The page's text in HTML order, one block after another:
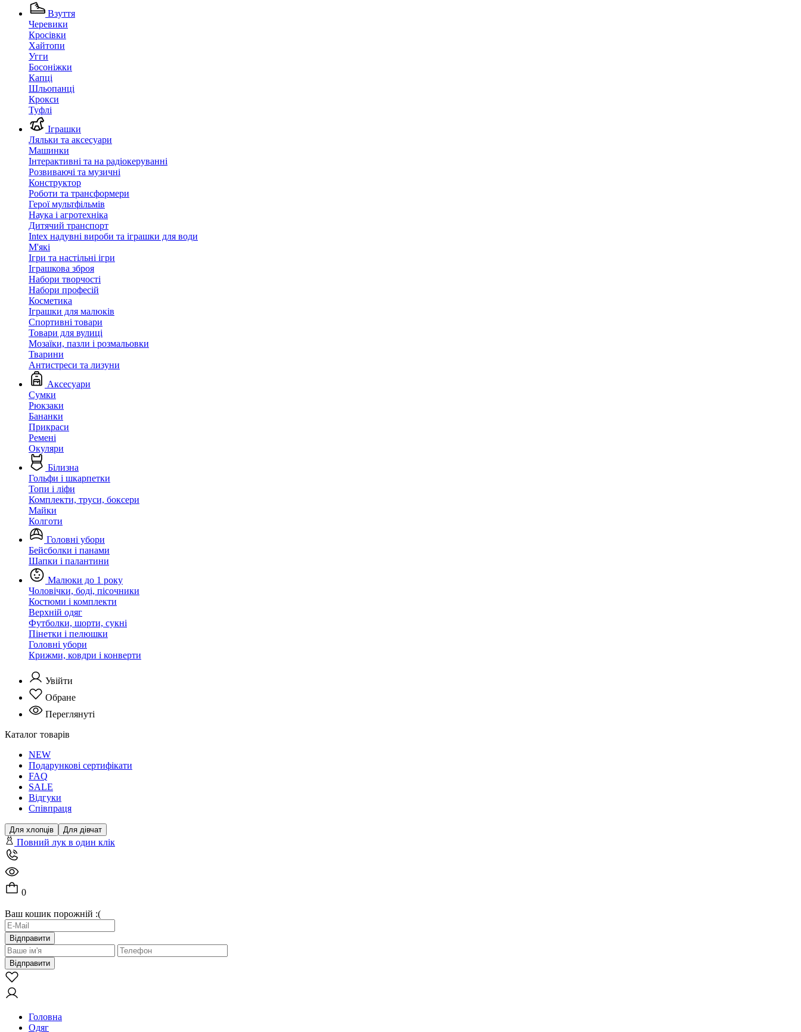
Взуття
Черевики
Кросівки
Хайтопи
Угги
Босоніжки
Капці
Шльопанці
Крокси
Туфлі
Іграшки
Ляльки та аксесуари
Машинки
Інтерактивні та на радіокеруванні
Розвиваючі та музичні
Конструктор
Роботи та трансформери
Герої мультфільмів
Наука і агротехніка
Дитячий транспорт
Intex надувні вироби та іграшки для води
М'які
Ігри та настільні ігри
Іграшкова зброя
Набори творчості
Набори професій
Косметика
Іграшки для малюків
Спортивні товари
Товари для вулиці
Мозаїки, пазли і розмальовки
Тварини
Антистреси та лизуни
Аксесуари
Сумки
Рюкзаки
Бананки
Прикраси
Ремені
Окуляри
Білизна
Гольфи і шкарпетки
Топи і ліфи
Комплекти, труси, боксери
Майки
Колготи
Головні убори
Бейсболки і панами
Шапки і палантини
Малюки до 1 року
Чоловічки, боді, пісочники
Костюми і комплекти
Верхній одяг
Футболки, шорти, сукні
Пінетки і пелюшки
Головні убори
Крижми, ковдри і конверти
Увійти
Обране
Переглянуті
Каталог товарів
NEW
Подарункові сертифікати
FAQ
SALE
Відгуки
Співпраця
Для хлопців Для дівчат
Повний лук в один клік
0
Ваш кошик порожній :(
Відправити
Відправити
Головна
Одяг